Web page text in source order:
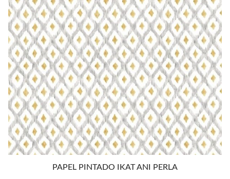
PAPEL PINTADO IKAT ANI PERLA